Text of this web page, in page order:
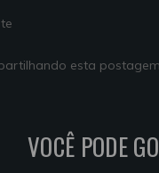
esta
VOCÊ PODE